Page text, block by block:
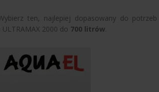
ten, najlepiej dopasowany do
ULTRAMAX 2000 do 700 litrów.